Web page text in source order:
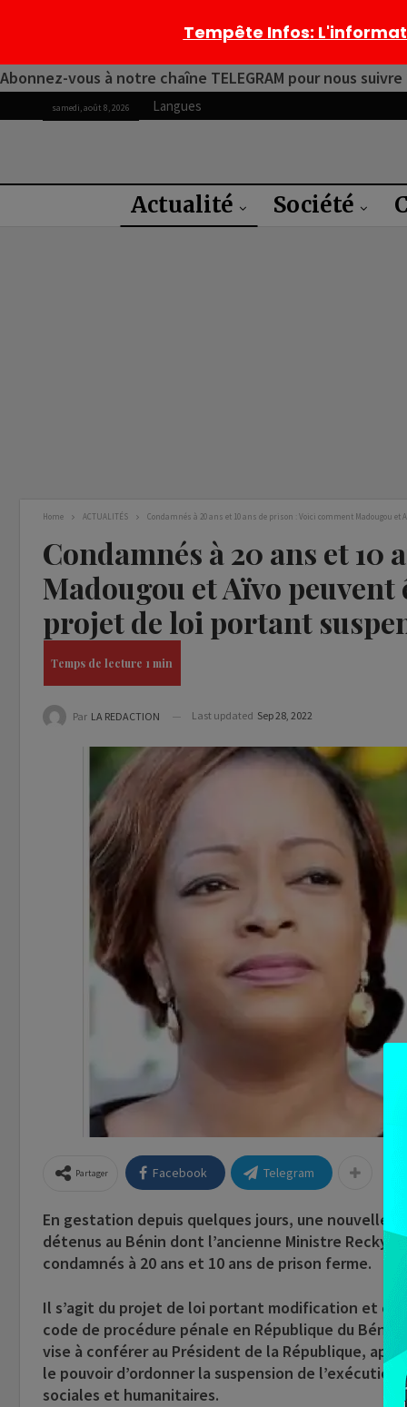
Abonnez-vous à notre chaîne TELEGRAM pour nous
samedi, août 8, 2026 Langues
Actualité Société
Home ACTUALITÉS Condamnés à 20 ans et 10 ans de prison : Voici comment Madougou
Condamnés à 20 ans et
Madougou et Aïvo
projet de loi portant
Par LA REDACTION Last updated Sep 28, 2022
Partager Facebook Telegram
En gestation depuis quelques jours, une nouvelle
détenus au Bénin dont l’ancienne Ministre
condamnés à 20 ans et 10 ans de prison ferme.
Il s’agit du projet de loi portant modification et
code de procédure pénale en République du
vise à conférer au Président de la République,
le pouvoir d’ordonner la suspension de
sociales et humanitaires.
Tempête Infos: